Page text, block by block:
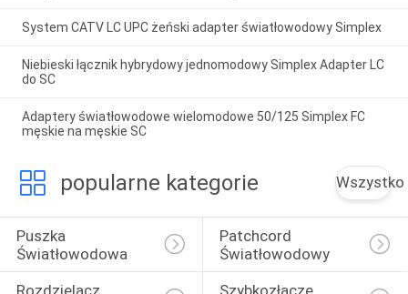
System CATV LC UPC żeński adapter światłowodowy Simplex
Niebieski łącznik hybrydowy jednomodowy Simplex Adapter LC
do SC
Adaptery światłowodowe wielomodowe 50/125 Simplex FC
męskie na męskie SC
popularne kategorie Wszystko
Puszka
Światłowodowa
Patchcord
Światłowodowy